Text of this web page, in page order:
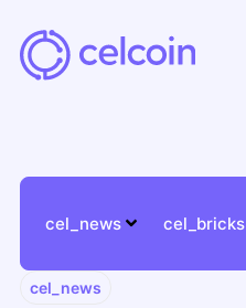
cel_news cel_bricks
cel_news